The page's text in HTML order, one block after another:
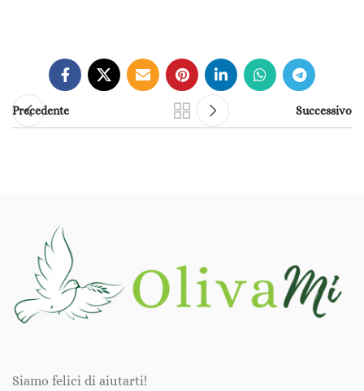
Precedente Successivo
Siamo felici di aiutarti!